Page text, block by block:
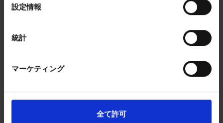
設定情報
統計
マーケティング
全て許可
※貴重品およびこわれものはお取扱できません。
キャンセル料金
1,100円（税込）